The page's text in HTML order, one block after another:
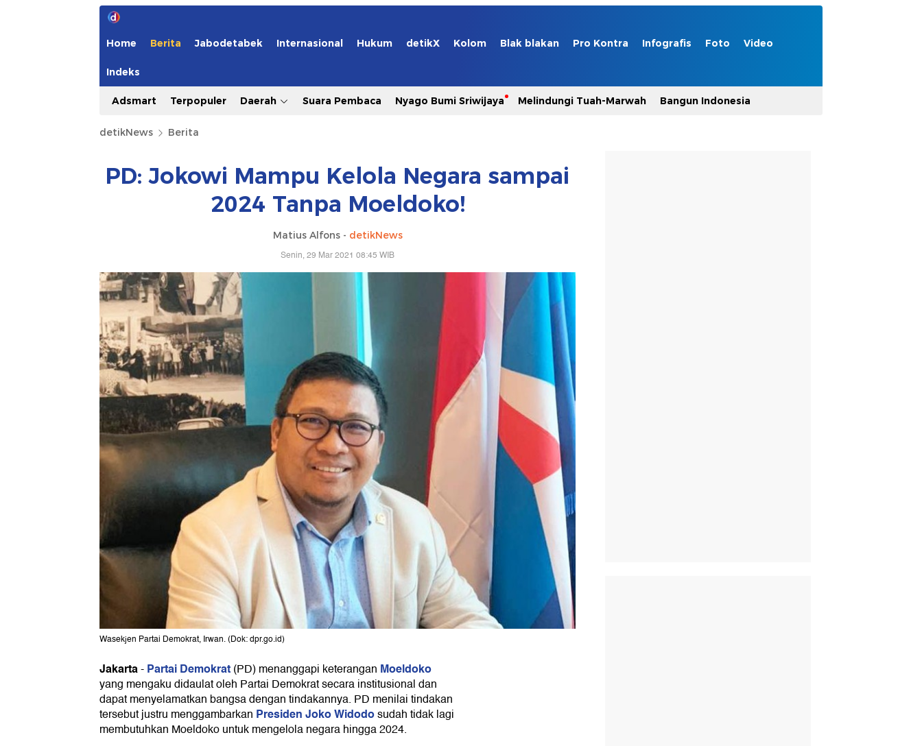
Home Berita Jabodetabek Internasional Hukum detikX Kolom Blak blakan Pro Kontra Infografis Foto Video
Indeks
Adsmart Terpopuler Daerah Suara Pembaca Nyago Bumi Sriwijaya Melindungi Tuah-Marwah Bangun Indonesia
detikNews Berita
PD: Jokowi Mampu Kelola Negara sampai
2024 Tanpa Moeldoko!
Matius Alfons - detikNews
Senin, 29 Mar 2021 08:45 WIB
Wasekjen Partai Demokrat, Irwan. (Dok: dpr.go.id)
Jakarta-Partai Demokrat(PD) menanggapi keterangan Moeldoko
yang mengaku didaulat oleh Partai Demokrat secara institusional dan
dapat menyelamatkan bangsa dengan tindakannya. PD menilai tindakan
tersebut justru menggambarkan Presiden Joko Widodosudah tidak lagi
membutuhkan Moeldoko untuk mengelola negara hingga 2024.